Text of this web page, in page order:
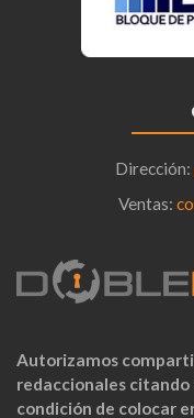
Dirección:
Ventas:
Autorizamos
redaccionales citando
condición de colocar